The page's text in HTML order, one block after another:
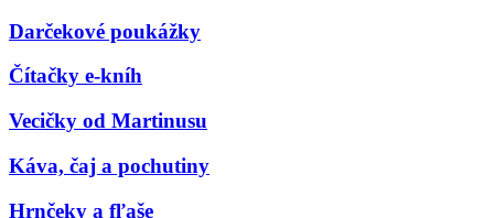
Darčekové poukážky
Čítačky e-kníh
Vecičky od Martinusu
Káva, čaj a pochutiny
Hrnčeky a fľaše